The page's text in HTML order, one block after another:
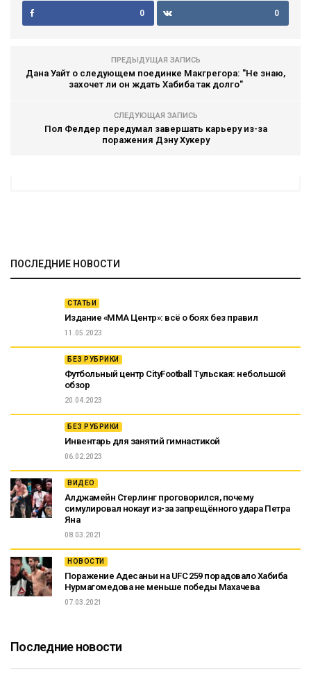
0 0
ПРЕДЫДУЩАЯ ЗАПИСЬ
Дана Уайт о следующем поединке Макгрегора: "Не знаю,
захочет ли он ждать Хабиба так долго"
СЛЕДУЮЩАЯ ЗАПИСЬ
Пол Фелдер передумал завершать карьеру из-за
поражения Дэну Хукеру
ПОСЛЕДНИЕ НОВОСТИ
СТАТЬИ
Издание «ММА Центр»: всё о боях без правил
11.05.2023
БЕЗ РУБРИКИ
Футбольный центр CityFootball Тульская: небольшой
обзор
20.04.2023
БЕЗ РУБРИКИ
Инвентарь для занятий гимнастикой
06.02.2023
ВИДЕО
Алджамейн Стерлинг проговорился, почему
симулировал нокаут из-за запрещённого удара Петра
Яна
08.03.2021
НОВОСТИ
Поражение Адесаньи на UFC 259 порадовало Хабиба
Нурмагомедова не меньше победы Махачева
07.03.2021
Последние новости